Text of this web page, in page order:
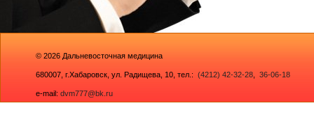
© 2026 Дальневосточная медицина
680007, г.Хабаровск, ул. Радищева, 10 , тел.: (4212) 42-32-28 36-06-18
e-mail: dvm777@bk.ru